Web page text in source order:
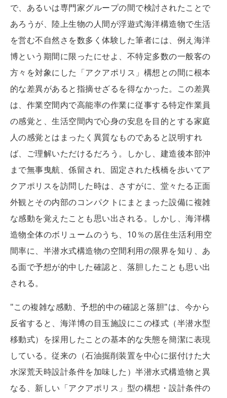
で、あるいは専門家グループの間で検討されたことで
あろうが、陸上生物の人間が浮遊式海洋構造物で生活
を営む不自然さを数多く体験した筆者には、例え海洋
博という期間に限ったにせよ、不特定多数の一般客の
方々を対象にした「アクアポリス」構想との間に根本
的な差異があると指摘せざるを得なかった。この差異
は、作業空間内で高能率の作業に従事する特定作業員
の感覚と、生活空間内で心身の安息を目的とする家庭
人の感覚とはまったく異質なものであると説明すれ
ば、ご理解いただけるだろう。しかし、建造後本部沖
まで無事曳航、係留され、固定された桟橋を歩いてア
クアポリスを訪問した時は、さすがに、堂々たる正面
外観とその内部のコンパクトにまとまった設備に複雑
な感動を覚えたことも思い出される。しかし、海洋構
造物全体のボリュームのうち、10％の居住生活利用空
間率に、半潜水式構造物の空間利用の限界を知り、あ
る面で予想が的中した確認と、落胆したことも思い出
される。
"この複雑な感動、予想的中の確認と落胆"は、今から
反省すると、海洋博の目玉施設にこの様式（半潜水型
移動式）を採用したことの基本的な失態を簡潔に表現
している。従来の（石油掘削装置を中心に据付けた大
水深荒天時設計条件を加味した）半潜水式構造物と異
なる、新しい「アクアポリス」型の構想・設計条件の